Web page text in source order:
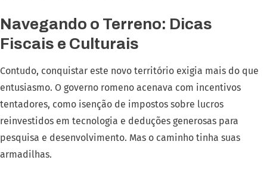
Navegando o Terreno: Dicas
Fiscais e Culturais
Contudo, conquistar este novo território exigia mais do que
entusiasmo. O governo romeno acenava com incentivos
tentadores, como isenção de impostos sobre lucros
reinvestidos em tecnologia e deduções generosas para
pesquisa e desenvolvimento. Mas o caminho tinha suas
armadilhas.